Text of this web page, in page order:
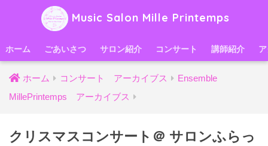
Music Salon Mille Printemps
ホーム ごあいさつ サロン紹介 コンサート 講師紹介
ホーム コンサート アーカイブス
Ensemble
MillePrintemps アーカイブス
クリスマスコンサート＠ サロンふらっ